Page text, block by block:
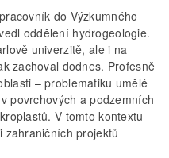
do Výzkumného
oddělení hydrogeologie.
univerzitě, ale i na
zachoval dodnes. Profesně
– prob­lematiku umělé
povrchových a podzemních
V tomto kontextu
zahraničních projektů